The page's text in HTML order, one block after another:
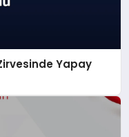
Yapay